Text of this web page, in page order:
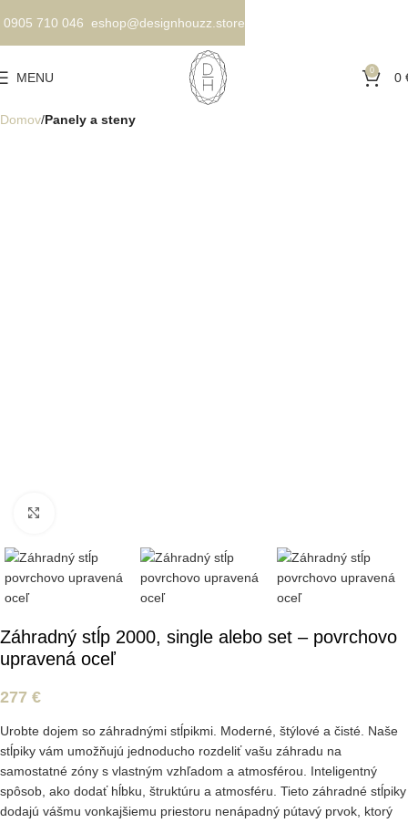
MENU 0 0
Domov Panely a steny
Záhradný stĺp 2000, single alebo set – povrchovo
upravená oceľ
277 €
Urobte dojem so záhradnými stĺpikmi. Moderné, štýlové a čisté. Naše
stĺpiky vám umožňujú jednoducho rozdeliť vašu záhradu na
samostatné zóny s vlastným vzhľadom a atmosférou. Inteligentný
spôsob, ako dodať hĺbku, štruktúru a atmosféru. Tieto záhradné stĺpiky
dodajú vášmu vonkajšiemu priestoru nenápadný pútavý prvok, ktorý
0905 710 046 eshop@designhouzz.store